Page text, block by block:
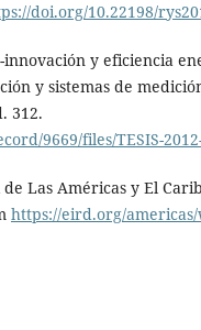
doi.org/10.22198/
innovación y eficiencia
y sistemas de
312.
9669/files/TESIS-
de Las Américas y El
https://eird.org/